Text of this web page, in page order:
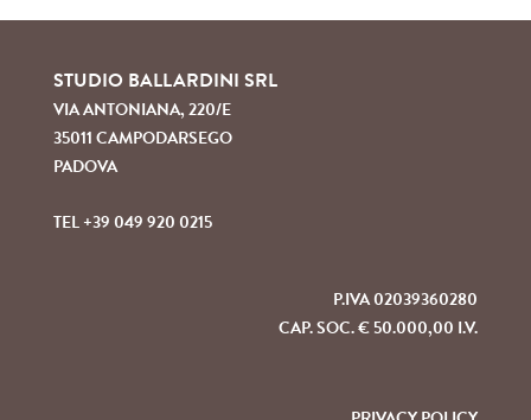
STUDIO BALLARDINI SRL
VIA ANTONIANA, 220/E
35011 CAMPODARSEGO
PADOVA
TEL +39 049 920 0215
P.IVA 02039360280
CAP. SOC. € 50.000,00 I.V.